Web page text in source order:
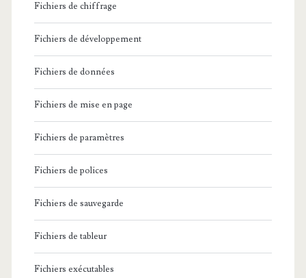
Fichiers de chiffrage
Fichiers de développement
Fichiers de données
Fichiers de mise en page
Fichiers de paramètres
Fichiers de polices
Fichiers de sauvegarde
Fichiers de tableur
Fichiers exécutables